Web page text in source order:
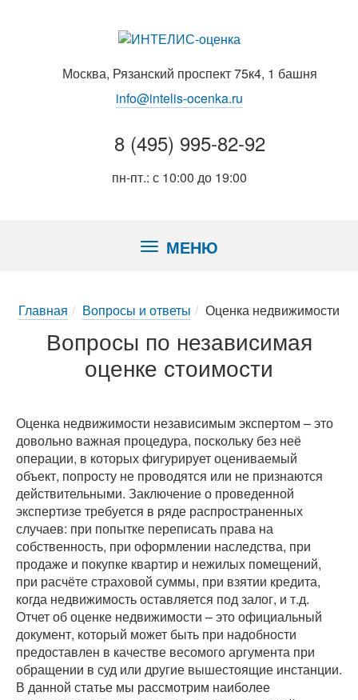
Москва, Рязанский проспект 75к4, 1 башня
info@intelis-ocenka.ru
8 (495) 995-82-92
пн-пт.: с 10:00 до 19:00
МЕНЮ
Главная Вопросы и ответы Оценка недвижимости
Вопросы по независимая
оценке стоимости
Оценка недвижимости независимым экспертом – это
довольно важная процедура, поскольку без неё
операции, в которых фигурирует оцениваемый
объект, попросту не проводятся или не признаются
действительными. Заключение о проведенной
экспертизе требуется в ряде распространенных
случаев: при попытке переписать права на
собственность, при оформлении наследства, при
продаже и покупке квартир и нежилых помещений,
при расчёте страховой суммы, при взятии кредита,
когда недвижимость оставляется под залог, и т.д.
Отчет об оценке недвижимости – это официальный
документ, который может быть при надобности
предоставлен в качестве весомого аргумента при
обращении в суд или другие вышестоящие инстанции.
В данной статье мы рассмотрим наиболее